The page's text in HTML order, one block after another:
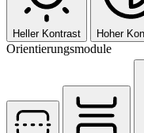
Heller Kontrast Hoher
Orientierungsmodule